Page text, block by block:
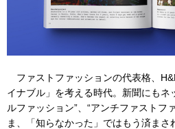
ファストファッションの代表格、
イナブル」を考える時代。新聞にもネ
ルファッション”、“アンチファストフ
ま、「知らなかった」ではもう済まさ